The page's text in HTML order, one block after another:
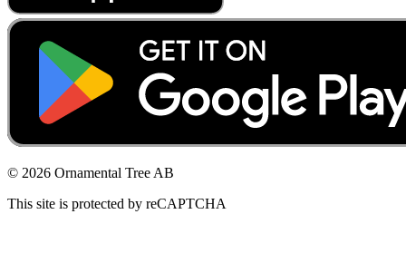
© 2026 Ornamental Tree AB
This site is protected by reCAPTCHA